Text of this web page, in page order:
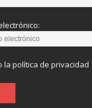
la política de privacidad